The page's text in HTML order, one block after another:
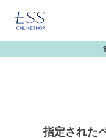
指定された